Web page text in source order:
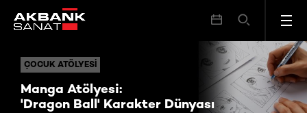
ÇOCUK ATÖLYESI
Manga Atölyesi:
'Dragon Ball' Karakter Dünyası
ÇOCUK ATÖLYESI Manga Atölyesi: 'Dragon Ball' Karakter Dünyası (10 - 15 yaş)